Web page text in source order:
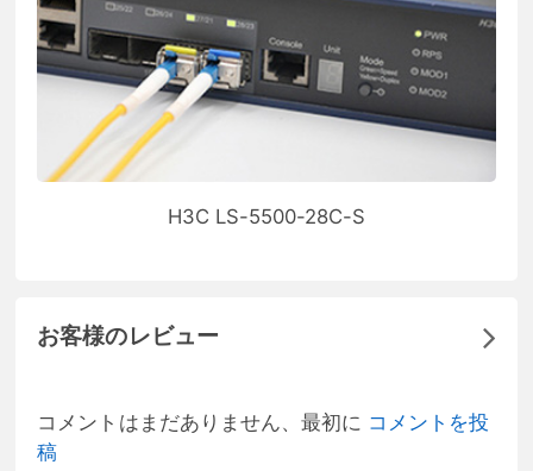
H3C LS-5500-28C-S
お客様のレビュー
コメントはまだありません、最初に コメントを投
稿